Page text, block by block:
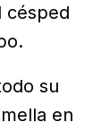
césped
su
en